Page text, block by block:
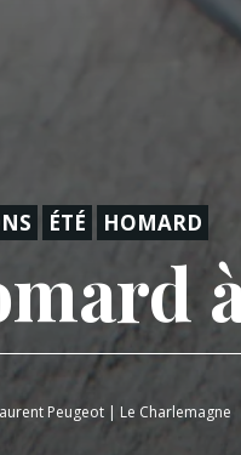
ÉTÉ HOMARD
Peugeot | Le Charlemagne